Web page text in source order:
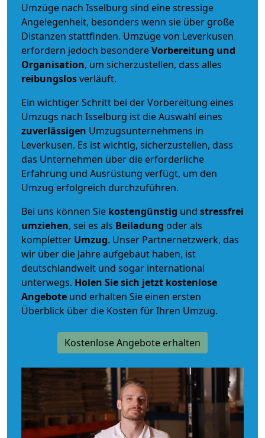
Umzüge nach Isselburg sind eine stressige
Angelegenheit, besonders wenn sie über große
Distanzen stattfinden. Umzüge von Leverkusen
erfordern jedoch besondereVorbereitung und
Organisation, um sicherzustellen, dass alles
reibungslosverläuft.
Ein wichtiger Schritt bei der Vorbereitung eines
Umzugs nach Isselburg ist die Auswahl eines
zuverlässigen Umzugsunternehmens in
Leverkusen. Es ist wichtig, sicherzustellen, dass
das Unternehmen über die erforderliche
Erfahrung und Ausrüstung verfügt, um den
Umzug erfolgreich durchzuführen.
Bei uns können Sie kostengünstig und stressfrei
umziehen, sei es als Beiladung oder als
kompletter Umzug. Unser Partnernetzwerk, das
wir über die Jahre aufgebaut haben, ist
deutschlandweit und sogar international
unterwegs. Holen Sie sich jetzt kostenlose
Angebote und erhalten Sie einen ersten
Überblick über die Kosten für Ihren Umzug.
Kostenlose Angebote erhalten